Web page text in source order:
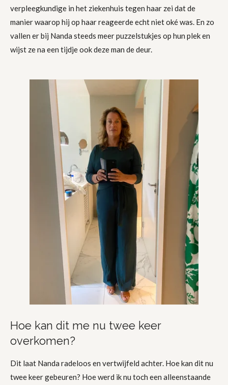
verpleegkundige in het ziekenhuis tegen haar zei dat de
manier waarop hij op haar reageerde echt niet oké was. En zo
vallen er bij Nanda steeds meer puzzelstukjes op hun plek en
wijst ze na een tijdje ook deze man de deur.
Hoe kan dit me nu twee keer
overkomen?
Dit laat Nanda radeloos en vertwijfeld achter. Hoe kan dit nu
twee keer gebeuren? Hoe werd ik nu toch een alleenstaande